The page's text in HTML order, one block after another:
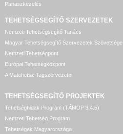
Panaszkezelés
TEHETSÉGSEGÍTŐ SZERVEZETEK
Nemzeti Tehetségsegítő Tanács
Magyar Tehetségsegítő Szervezetek Szövetsége
Nemzeti Tehetségpont
Európai Tehetségközpont
A Matehetsz Tagszervezetei
TEHETSÉGSEGÍTŐ PROJEKTEK
Tehetséghidak Program (TÁMOP 3.4.5)
Nemzeti Tehetség Program
Tehetségek Magyarországa